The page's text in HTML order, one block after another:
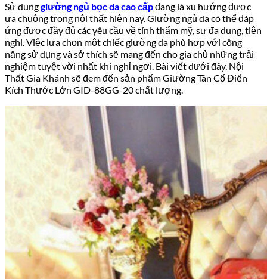
Sử dụnggiường ngủ bọc da cao cấpđang là xu hướng được
ưa chuộng trong nội thất hiện nay. Giường ngủ da có thể đáp
ứng được đầy đủ các yêu cầu về tính thẩm mỹ, sự đa dụng, tiện
nghi. Việc lựa chọn một chiếc giường da phù hợp với công
năng sử dụng và sở thích sẽ mang đến cho gia chủ những trải
nghiệm tuyệt vời nhất khi nghỉ ngơi. Bài viết dưới đây, Nội
Thất Gia Khánh sẽ đem đến sản phẩmGiường Tân Cổ Điển
Kích Thước Lớn GID-88GG-20chất lượng.